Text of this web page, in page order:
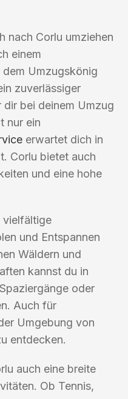
nach Corlu umziehen
einem
Umzugskönig
zuverlässiger
dir bei deinem Umzug
nur ein
erwartet dich in
Corlu bietet auch
und eine hohe
vielfältige
und Entspannen
Wäldern und
kannst du in
oder
Auch für
Umgebung von
entdecken.
auch eine breite
Ob Tennis,